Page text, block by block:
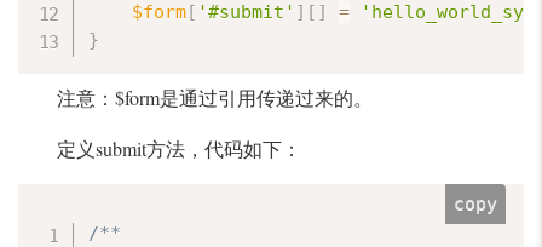
$form[ '#submit' ] [ ] =
}
注意：$form是通过引用传递过来的。
定义submit方法，代码如下：
/**
copy